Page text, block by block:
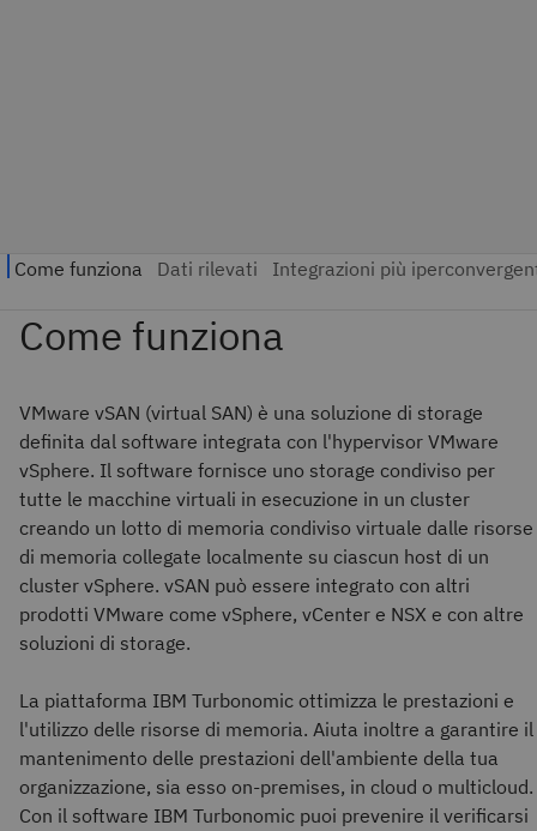
VMware vSAN (virtual SAN) è una soluzione di storage
definita dal software integrata con l'hypervisor VMware
vSphere. Il software fornisce uno storage condiviso per
tutte le macchine virtuali in esecuzione in un cluster
creando un lotto di memoria condiviso virtuale dalle risorse
di memoria collegate localmente su ciascun host di un
cluster vSphere. vSAN può essere integrato con altri
prodotti VMware come vSphere, vCenter e NSX e con altre
soluzioni di storage.
La piattaforma IBM Turbonomic ottimizza le prestazioni e
l'utilizzo delle risorse di memoria. Aiuta inoltre a garantire il
mantenimento delle prestazioni dell'ambiente della tua
organizzazione, sia esso on-premises, in cloud o multicloud.
Con il software IBM Turbonomic puoi prevenire il verificarsi